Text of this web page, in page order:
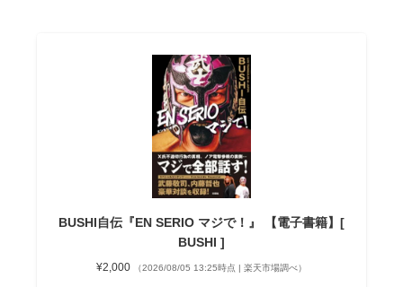
BUSHI自伝『EN SERIO マジで！』 【電子書籍】[
BUSHI ]
¥2,000 （2026/08/05 13:25時点 | 楽天市場調べ）